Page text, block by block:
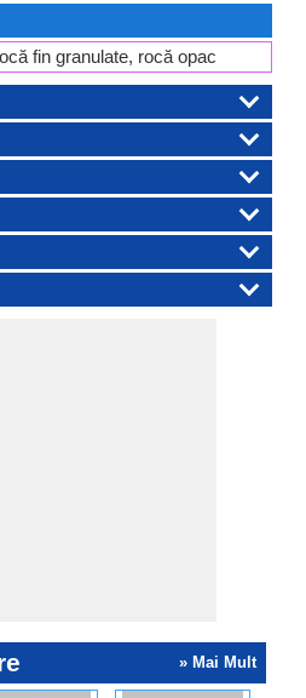
fin granulate, rocă opac
» Mai Mult